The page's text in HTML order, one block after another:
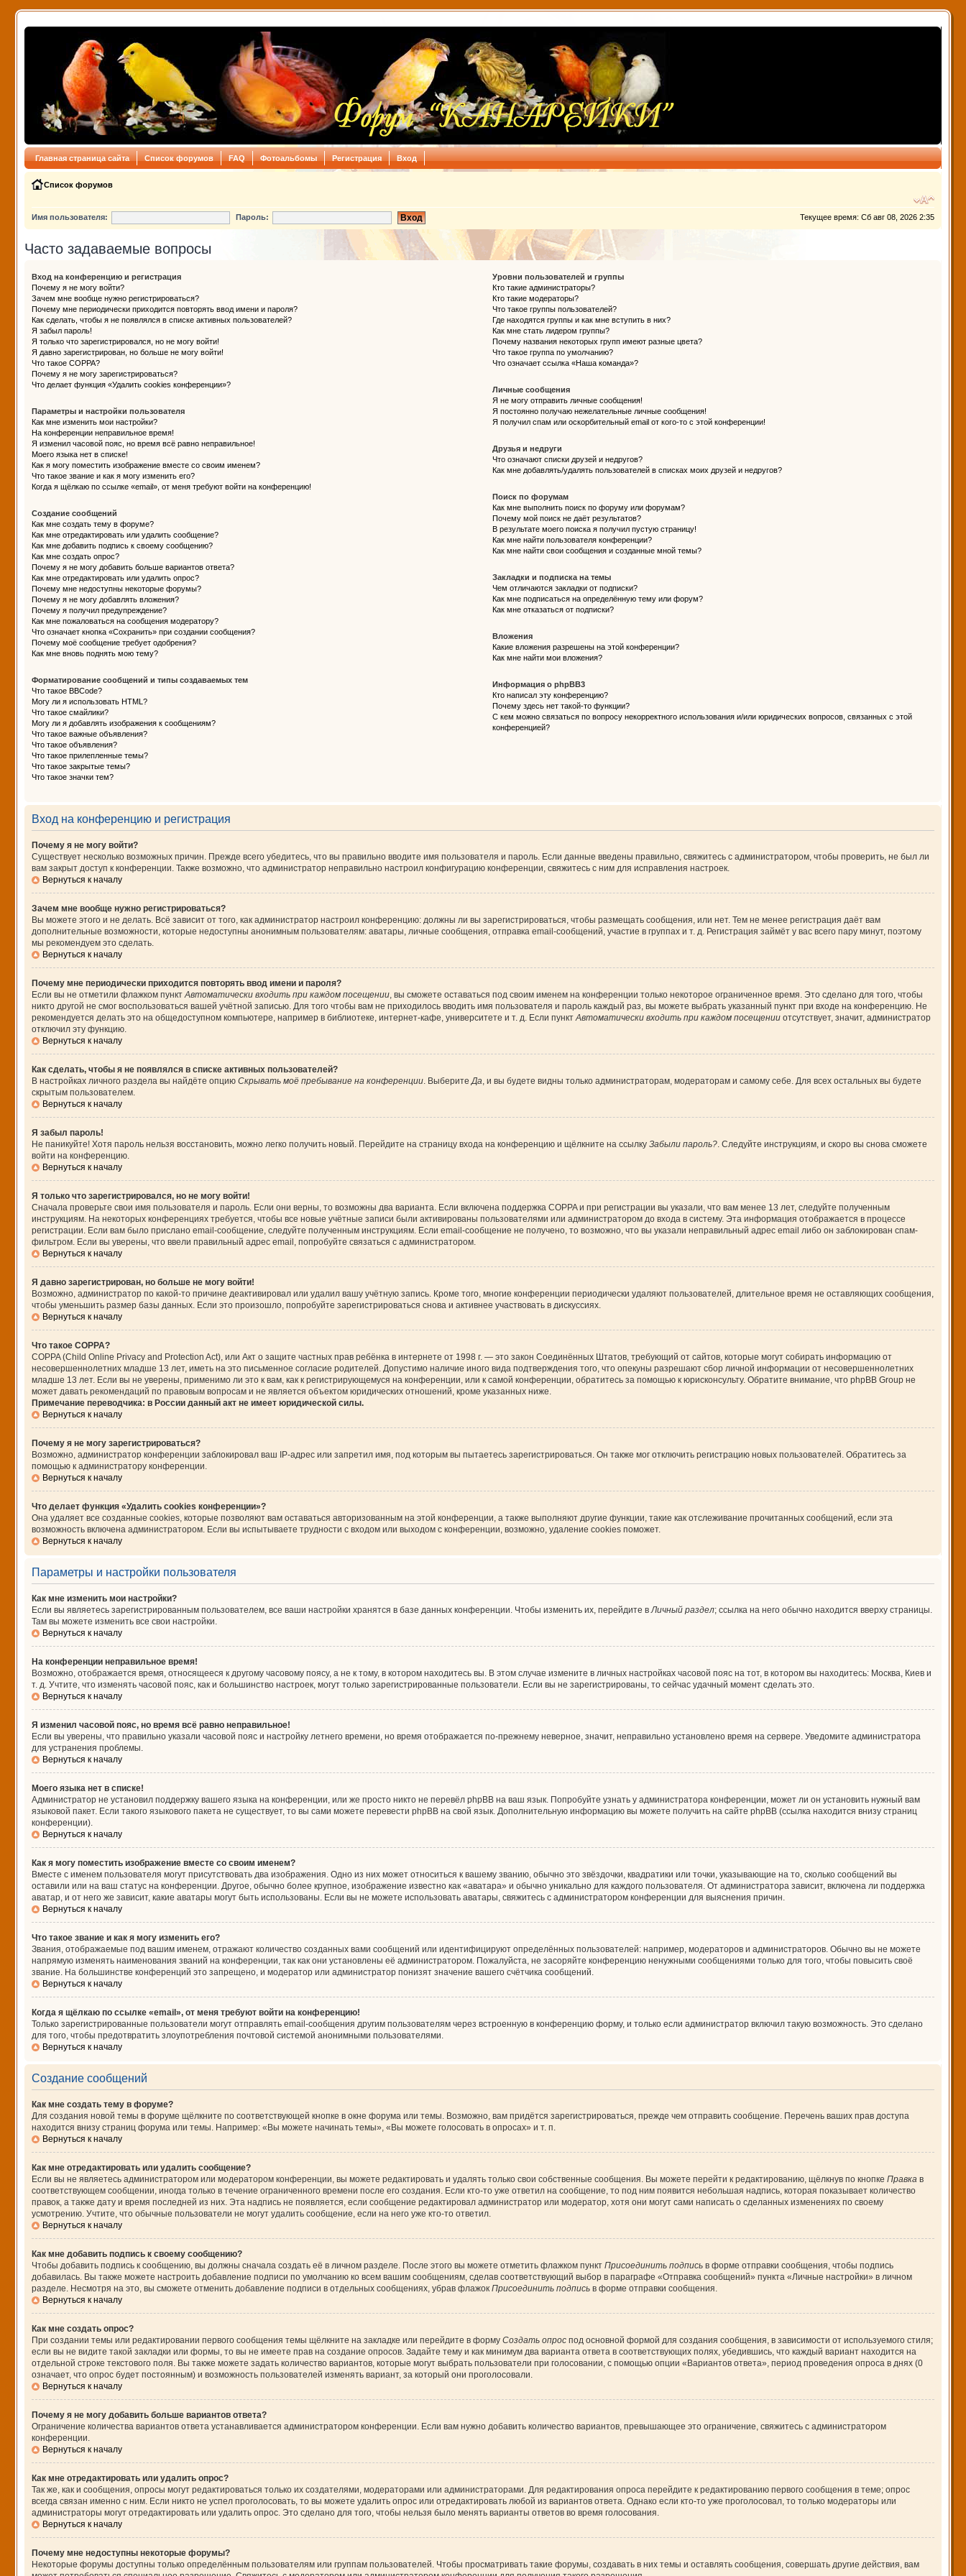
Главная страница сайта Список форумов FAQ Фотоальбомы Регистрация Вход
Список форумов
Текущее время: Сб авг 08, 2026 2:35
Имя пользователя: Пароль:
Часто задаваемые вопросы
Вход на конференцию и регистрация
Почему я не могу войти?
Зачем мне вообще нужно регистрироваться?
Почему мне периодически приходится повторять ввод имени и пароля?
Как сделать, чтобы я не появлялся в списке активных пользователей?
Я забыл пароль!
Я только что зарегистрировался, но не могу войти!
Я давно зарегистрирован, но больше не могу войти!
Что такое COPPA?
Почему я не могу зарегистрироваться?
Что делает функция «Удалить cookies конференции»?
Параметры и настройки пользователя
Как мне изменить мои настройки?
На конференции неправильное время!
Я изменил часовой пояс, но время всё равно неправильное!
Моего языка нет в списке!
Как я могу поместить изображение вместе со своим именем?
Что такое звание и как я могу изменить его?
Когда я щёлкаю по ссылке «email», от меня требуют войти на конференцию!
Создание сообщений
Как мне создать тему в форуме?
Как мне отредактировать или удалить сообщение?
Как мне добавить подпись к своему сообщению?
Как мне создать опрос?
Почему я не могу добавить больше вариантов ответа?
Как мне отредактировать или удалить опрос?
Почему мне недоступны некоторые форумы?
Почему я не могу добавлять вложения?
Почему я получил предупреждение?
Как мне пожаловаться на сообщения модератору?
Что означает кнопка «Сохранить» при создании сообщения?
Почему моё сообщение требует одобрения?
Как мне вновь поднять мою тему?
Форматирование сообщений и типы создаваемых тем
Что такое BBCode?
Могу ли я использовать HTML?
Что такое смайлики?
Могу ли я добавлять изображения к сообщениям?
Что такое важные объявления?
Что такое объявления?
Что такое прилепленные темы?
Что такое закрытые темы?
Что такое значки тем?
Уровни пользователей и группы
Кто такие администраторы?
Кто такие модераторы?
Что такое группы пользователей?
Где находятся группы и как мне вступить в них?
Как мне стать лидером группы?
Почему названия некоторых групп имеют разные цвета?
Что такое группа по умолчанию?
Что означает ссылка «Наша команда»?
Личные сообщения
Я не могу отправить личные сообщения!
Я постоянно получаю нежелательные личные сообщения!
Я получил спам или оскорбительный email от кого-то с этой конференции!
Друзья и недруги
Что означают списки друзей и недругов?
Как мне добавлять/удалять пользователей в списках моих друзей и недругов?
Поиск по форумам
Как мне выполнить поиск по форуму или форумам?
Почему мой поиск не даёт результатов?
В результате моего поиска я получил пустую страницу!
Как мне найти пользователя конференции?
Как мне найти свои сообщения и созданные мной темы?
Закладки и подписка на темы
Чем отличаются закладки от подписки?
Как мне подписаться на определённую тему или форум?
Как мне отказаться от подписки?
Вложения
Какие вложения разрешены на этой конференции?
Как мне найти мои вложения?
Информация о phpBB3
Кто написал эту конференцию?
Почему здесь нет такой-то функции?
С кем можно связаться по вопросу некорректного использования и/или юридических вопросов, связанных с этой
конференцией?
Вход на конференцию и регистрация
Почему я не могу войти?
Существует несколько возможных причин. Прежде всего убедитесь, что вы правильно вводите имя пользователя и пароль. Если данные введены правильно, свяжитесь с администратором, чтобы проверить, не был ли
вам закрыт доступ к конференции. Также возможно, что администратор неправильно настроил конфигурацию конференции, свяжитесь с ним для исправления настроек.
Вернуться к началу
Зачем мне вообще нужно регистрироваться?
Вы можете этого и не делать. Всё зависит от того, как администратор настроил конференцию: должны ли вы зарегистрироваться, чтобы размещать сообщения, или нет. Тем не менее регистрация даёт вам
дополнительные возможности, которые недоступны анонимным пользователям: аватары, личные сообщения, отправка email-сообщений, участие в группах и т. д. Регистрация займёт у вас всего пару минут, поэтому
мы рекомендуем это сделать.
Вернуться к началу
Почему мне периодически приходится повторять ввод имени и пароля?
Если вы не отметили флажком пунктАвтоматически входить при каждом посещении, вы сможете оставаться под своим именем на конференции только некоторое ограниченное время. Это сделано для того, чтобы
никто другой не смог воспользоваться вашей учётной записью. Для того чтобы вам не приходилось вводить имя пользователя и пароль каждый раз, вы можете выбрать указанный пункт при входе на конференцию. Не
рекомендуется делать это на общедоступном компьютере, например в библиотеке, интернет-кафе, университете и т. д. Если пунктАвтоматически входить при каждом посещенииотсутствует, значит, администратор
отключил эту функцию.
Вернуться к началу
Как сделать, чтобы я не появлялся в списке активных пользователей?
В настройках личного раздела вы найдёте опцию Скрывать моё пребывание на конференции. ВыберитеДа, и вы будете видны только администраторам, модераторам и самому себе. Для всех остальных вы будете
скрытым пользователем.
Вернуться к началу
Я забыл пароль!
Не паникуйте! Хотя пароль нельзя восстановить, можно легко получить новый. Перейдите на страницу входа на конференцию и щёлкните на ссылку Забыли пароль?. Следуйте инструкциям, и скоро вы снова сможете
войти на конференцию.
Вернуться к началу
Я только что зарегистрировался, но не могу войти!
Сначала проверьте свои имя пользователя и пароль. Если они верны, то возможны два варианта. Если включена поддержка COPPA и при регистрации вы указали, что вам менее 13 лет, следуйте полученным
инструкциям. На некоторых конференциях требуется, чтобы все новые учётные записи были активированы пользователями или администратором до входа в систему. Эта информация отображается в процессе
регистрации. Если вам было прислано email-сообщение, следуйте полученным инструкциям. Если email-сообщение не получено, то возможно, что вы указали неправильный адрес email либо он заблокирован спам-
фильтром. Если вы уверены, что ввели правильный адрес email, попробуйте связаться с администратором.
Вернуться к началу
Я давно зарегистрирован, но больше не могу войти!
Возможно, администратор по какой-то причине деактивировал или удалил вашу учётную запись. Кроме того, многие конференции периодически удаляют пользователей, длительное время не оставляющих сообщения,
чтобы уменьшить размер базы данных. Если это произошло, попробуйте зарегистрироваться снова и активнее участвовать в дискуссиях.
Вернуться к началу
Что такое COPPA?
COPPA (Child Online Privacy and Protection Act), или Акт о защите частных прав ребёнка в интернете от 1998 г. — это закон Соединённых Штатов, требующий от сайтов, которые могут собирать информацию от
несовершеннолетних младше 13 лет, иметь на это письменное согласие родителей. Допустимо наличие иного вида подтверждения того, что опекуны разрешают сбор личной информации от несовершеннолетних
младше 13 лет. Если вы не уверены, применимо ли это к вам, как к регистрирующемуся на конференции, или к самой конференции, обратитесь за помощью к юрисконсульту. Обратите внимание, что phpBB Group не
может давать рекомендаций по правовым вопросам и не является объектом юридических отношений, кроме указанных ниже.
Примечание переводчика: в России данный акт не имеет юридической силы.
Вернуться к началу
Почему я не могу зарегистрироваться?
Возможно, администратор конференции заблокировал ваш IP-адрес или запретил имя, под которым вы пытаетесь зарегистрироваться. Он также мог отключить регистрацию новых пользователей. Обратитесь за
помощью к администратору конференции.
Вернуться к началу
Что делает функция «Удалить cookies конференции»?
Она удаляет все созданные cookies, которые позволяют вам оставаться авторизованным на этой конференции, а также выполняют другие функции, такие как отслеживание прочитанных сообщений, если эта
возможность включена администратором. Если вы испытываете трудности с входом или выходом с конференции, возможно, удаление cookies поможет.
Вернуться к началу
Параметры и настройки пользователя
Как мне изменить мои настройки?
Если вы являетесь зарегистрированным пользователем, все ваши настройки хранятся в базе данных конференции. Чтобы изменить их, перейдите вЛичный раздел; ссылка на него обычно находится вверху страницы.
Там вы можете изменить все свои настройки.
Вернуться к началу
На конференции неправильное время!
Возможно, отображается время, относящееся к другому часовому поясу, а не к тому, в котором находитесь вы. В этом случае измените в личных настройках часовой пояс на тот, в котором вы находитесь: Москва, Киев и
т. д. Учтите, что изменять часовой пояс, как и большинство настроек, могут только зарегистрированные пользователи. Если вы не зарегистрированы, то сейчас удачный момент сделать это.
Вернуться к началу
Я изменил часовой пояс, но время всё равно неправильное!
Если вы уверены, что правильно указали часовой пояс и настройку летнего времени, но время отображается по-прежнему неверное, значит, неправильно установлено время на сервере. Уведомите администратора
для устранения проблемы.
Вернуться к началу
Моего языка нет в списке!
Администратор не установил поддержку вашего языка на конференции, или же просто никто не перевёл phpBB на ваш язык. Попробуйте узнать у администратора конференции, может ли он установить нужный вам
языковой пакет. Если такого языкового пакета не существует, то вы сами можете перевести phpBB на свой язык. Дополнительную информацию вы можете получить на сайте phpBB (ссылка находится внизу страниц
конференции).
Вернуться к началу
Как я могу поместить изображение вместе со своим именем?
Вместе с именем пользователя могут присутствовать два изображения. Одно из них может относиться к вашему званию, обычно это звёздочки, квадратики или точки, указывающие на то, сколько сообщений вы
оставили или на ваш статус на конференции. Другое, обычно более крупное, изображение известно как «аватара» и обычно уникально для каждого пользователя. От администратора зависит, включена ли поддержка
аватар, и от него же зависит, какие аватары могут быть использованы. Если вы не можете использовать аватары, свяжитесь с администратором конференции для выяснения причин.
Вернуться к началу
Что такое звание и как я могу изменить его?
Звания, отображаемые под вашим именем, отражают количество созданных вами сообщений или идентифицируют определённых пользователей: например, модераторов и администраторов. Обычно вы не можете
напрямую изменять наименования званий на конференции, так как они установлены её администратором. Пожалуйста, не засоряйте конференцию ненужными сообщениями только для того, чтобы повысить своё
звание. На большинстве конференций это запрещено, и модератор или администратор понизят значение вашего счётчика сообщений.
Вернуться к началу
Когда я щёлкаю по ссылке «email», от меня требуют войти на конференцию!
Только зарегистрированные пользователи могут отправлять email-сообщения другим пользователям через встроенную в конференцию форму, и только если администратор включил такую возможность. Это сделано
для того, чтобы предотвратить злоупотребления почтовой системой анонимными пользователями.
Вернуться к началу
Создание сообщений
Как мне создать тему в форуме?
Для создания новой темы в форуме щёлкните по соответствующей кнопке в окне форума или темы. Возможно, вам придётся зарегистрироваться, прежде чем отправить сообщение. Перечень ваших прав доступа
находится внизу страниц форума или темы. Например: «Вы можете начинать темы», «Вы можете голосовать в опросах» и т. п.
Вернуться к началу
Как мне отредактировать или удалить сообщение?
Если вы не являетесь администратором или модератором конференции, вы можете редактировать и удалять только свои собственные сообщения. Вы можете перейти к редактированию, щёлкнув по кнопке Правкав
соответствующем сообщении, иногда только в течение ограниченного времени после его создания. Если кто-то уже ответил на сообщение, то под ним появится небольшая надпись, которая показывает количество
правок, а также дату и время последней из них. Эта надпись не появляется, если сообщение редактировал администратор или модератор, хотя они могут сами написать о сделанных изменениях по своему
усмотрению. Учтите, что обычные пользователи не могут удалить сообщение, если на него уже кто-то ответил.
Вернуться к началу
Как мне добавить подпись к своему сообщению?
Чтобы добавить подпись к сообщению, вы должны сначала создать её в личном разделе. После этого вы можете отметить флажком пункт Присоединить подписьв форме отправки сообщения, чтобы подпись
добавилась. Вы также можете настроить добавление подписи по умолчанию ко всем вашим сообщениям, сделав соответствующий выбор в параграфе «Отправка сообщений» пункта «Личные настройки» в личном
разделе. Несмотря на это, вы сможете отменить добавление подписи в отдельных сообщениях, убрав флажок Присоединить подписьв форме отправки сообщения.
Вернуться к началу
Как мне создать опрос?
При создании темы или редактировании первого сообщения темы щёлкните на закладке или перейдите в форму Создать опроспод основной формой для создания сообщения, в зависимости от используемого стиля;
если вы не видите такой закладки или формы, то вы не имеете прав на создание опросов. Задайте тему и как минимум два варианта ответа в соответствующих полях, убедившись, что каждый вариант находится на
отдельной строке текстового поля. Вы также можете задать количество вариантов, которые могут выбрать пользователи при голосовании, с помощью опции «Вариантов ответа», период проведения опроса в днях (0
означает, что опрос будет постоянным) и возможность пользователей изменять вариант, за который они проголосовали.
Вернуться к началу
Почему я не могу добавить больше вариантов ответа?
Ограничение количества вариантов ответа устанавливается администратором конференции. Если вам нужно добавить количество вариантов, превышающее это ограничение, свяжитесь с администратором
конференции.
Вернуться к началу
Как мне отредактировать или удалить опрос?
Так же, как и сообщения, опросы могут редактироваться только их создателями, модераторами или администраторами. Для редактирования опроса перейдите к редактированию первого сообщения в теме; опрос
всегда связан именно с ним. Если никто не успел проголосовать, то вы можете удалить опрос или отредактировать любой из вариантов ответа. Однако если кто-то уже проголосовал, то только модераторы или
администраторы могут отредактировать или удалить опрос. Это сделано для того, чтобы нельзя было менять варианты ответов во время голосования.
Вернуться к началу
Почему мне недоступны некоторые форумы?
Некоторые форумы доступны только определённым пользователям или группам пользователей. Чтобы просматривать такие форумы, создавать в них темы и оставлять сообщения, совершать другие действия, вам